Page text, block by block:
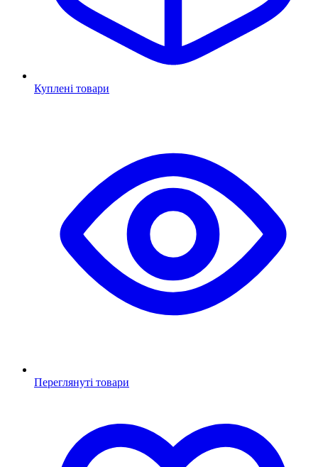
Куплені товари
Переглянуті товари